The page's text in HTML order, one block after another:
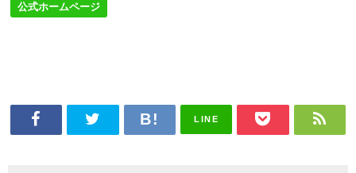
公式ホームページ
LINE